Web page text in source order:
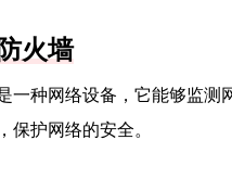
火墙
一种网络设备，它能够监
保护网络的安全。